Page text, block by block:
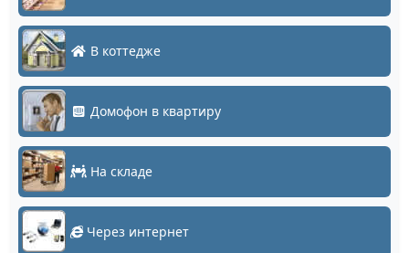
В коттедже
Домофон в квартиру
На складе
Через интернет